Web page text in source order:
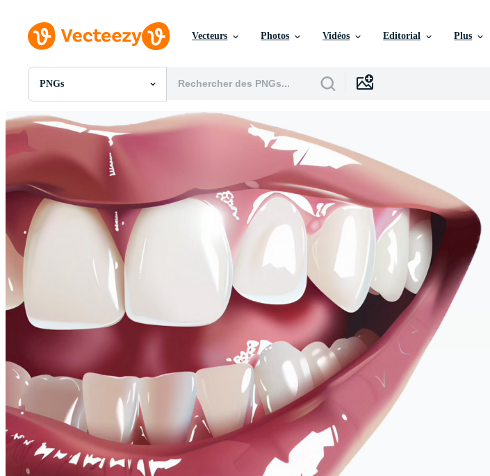
Vecteurs Photos Vidéos Editorial Plus
PNGs
Toutes Images
Photos
PNGs
SVGs
Modèles
Vecteurs
Vidéos
Motion graphics
Images Éditoriales
Événements Éditoriaux